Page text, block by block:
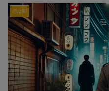
恋は闇